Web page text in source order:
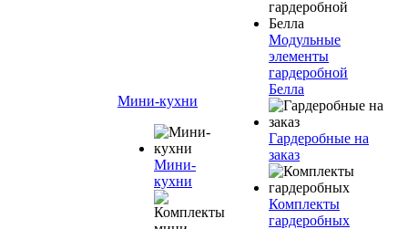
Мини-кухни
Мини-
кухни
Модульные
элементы
гардеробной
Белла
Гардеробные на
заказ
Комплекты
гардеробных